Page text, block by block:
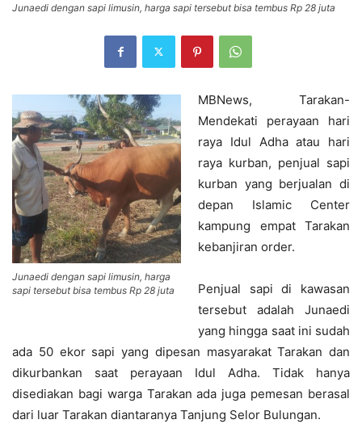
Junaedi dengan sapi limusin, harga sapi tersebut bisa tembus Rp 28 juta
Junaedi dengan sapi limusin, harga
sapi tersebut bisa tembus Rp 28 juta
MBNews, Tarakan-
Mendekati perayaan hari
raya Idul Adha atau hari
raya kurban, penjual sapi
kurban yang berjualan di
depan Islamic Center
kampung empat Tarakan
kebanjiran order.
Penjual sapi di kawasan
tersebut adalah Junaedi
yang hingga saat ini sudah
ada 50 ekor sapi yang dipesan masyarakat Tarakan dan
dikurbankan saat perayaan Idul Adha. Tidak hanya
disediakan bagi warga Tarakan ada juga pemesan berasal
dari luar Tarakan diantaranya Tanjung Selor Bulungan.